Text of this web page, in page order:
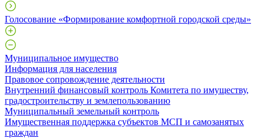
Голосование «Формирование комфортной городской среды»
Муниципальное имущество
Информация для населения
Правовое сопровождение деятельности
Внутренний финансовый контроль Комитета по имуществу,
градостроительству и землепользованию
Муниципальный земельный контроль
Имущественная поддержка субъектов МСП и самозанятых
граждан